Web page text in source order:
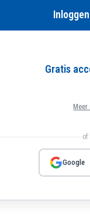
Gratis
of
Google